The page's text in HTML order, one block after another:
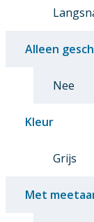
Alleen
Nee
Kleur
Grijs
Met